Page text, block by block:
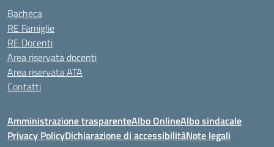
Bacheca
RE Famiglie
RE Docenti
Area riservata docenti
Area riservata ATA
Contatti
Amministrazione trasparenteAlbo OnlineAlbo sindacale
Privacy PolicyDichiarazione di accessibilitàNote legali